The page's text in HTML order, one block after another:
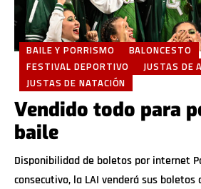
BAILE Y PORRISMO
BALONCESTO
FESTIVAL DEPORTIVO
JUSTAS DE
JUSTAS DE NATACIÓN
Vendido todo para
baile
Disponibilidad de boletos por internet
consecutivo, la LAI venderá sus boletos